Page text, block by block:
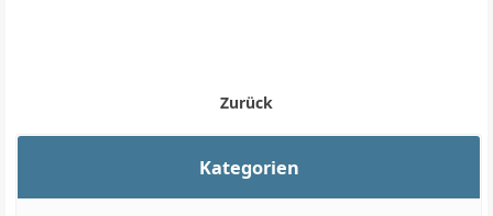
Zurück
Kategorien